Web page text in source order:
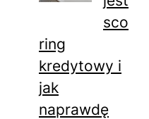
sco
ring
kredytowy i
jak
naprawdę